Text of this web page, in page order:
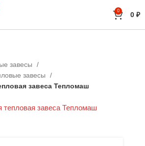
0 0 ₽
завесы
завесы
завеса Тепломаш